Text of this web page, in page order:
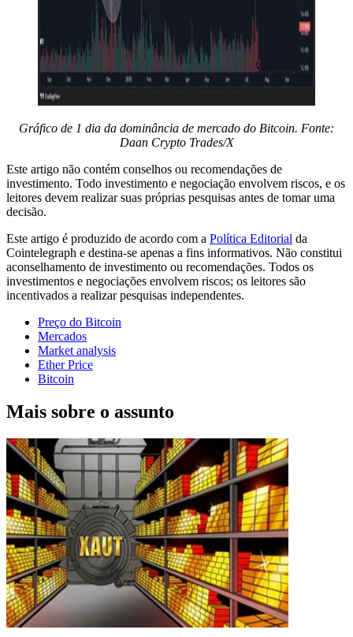
Gráfico de 1 dia da dominância de mercado do Bitcoin. Fonte:
Daan Crypto Trades/X
Este artigo não contém conselhos ou recomendações de
investimento. Todo investimento e negociação envolvem riscos, e os
leitores devem realizar suas próprias pesquisas antes de tomar uma
decisão.
Este artigo é produzido de acordo com a Política Editorial da
Cointelegraph e destina-se apenas a fins informativos. Não constitui
aconselhamento de investimento ou recomendações. Todos os
investimentos e negociações envolvem riscos; os leitores são
incentivados a realizar pesquisas independentes.
Preço do Bitcoin
Mercados
Market analysis
Ether Price
Bitcoin
Mais sobre o assunto